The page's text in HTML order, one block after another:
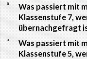
a
Was passiert mit
Klassenstufe 7,
übernachgefragt
a
Was passiert mit
Klassenstufe 5,